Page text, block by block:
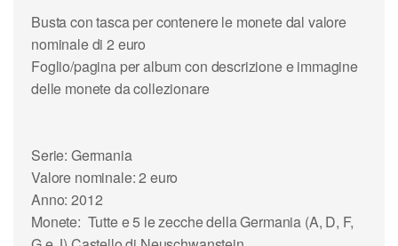
Busta con tasca per contenere le monete dal valore
nominale di 2 euro
Foglio/pagina per album con descrizione e immagine
delle monete da collezionare
Serie: Germania
Valore nominale: 2 euro
Anno: 2012
Monete: Tutte e 5 le zecche della Germania (A, D, F,